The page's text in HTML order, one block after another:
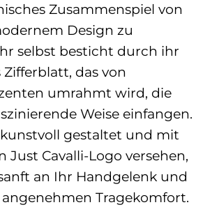
Zusammenspiel von
Design zu
selbst besticht durch ihr
das von
umrahmt wird, die
Weise einfangen.
gestaltet und mit
Just Cavalli-Logo versehen,
an Ihr Handgelenk und
Tragekomfort.